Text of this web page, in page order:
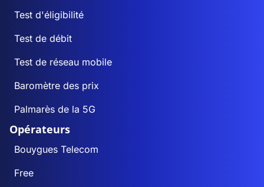
Test d'éligibilité
Test de débit
Test de réseau mobile
Baromètre des prix
Palmarès de la 5G
Opérateurs
Bouygues Telecom
Free